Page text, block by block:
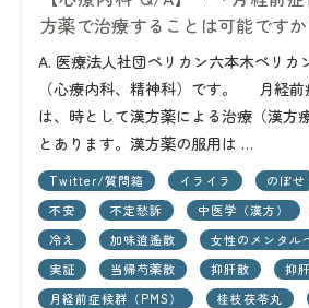
方薬で治療することは可能ですか
A. 医療法人社団ペリカン六本木ペリカ
（心療内科、精神科）です。 月経前
は、時として漢方薬による治療（漢方
とあります。漢方薬の服用は …
Twitter/質問箱 イライラ のぼせ
不安
不定愁訴 中医学（漢方）
冷え
加味逍遙散 女性のメンタル
実証
当帰芍薬散 抑肝散
抑
月経前症候群（PMS）
桂枝茯苓丸